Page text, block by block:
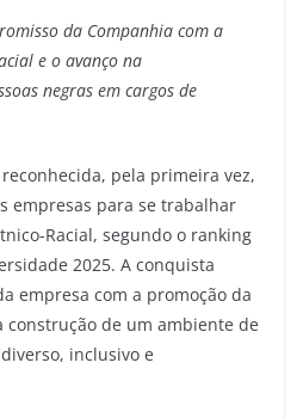
da Companhia com a
e o avanço na
negras em cargos de
pela primeira vez,
empresas para se trabalhar
Racial, segundo o ranking
2025. A conquista
empresa com a promoção da
construção de um ambiente de
inclusivo e